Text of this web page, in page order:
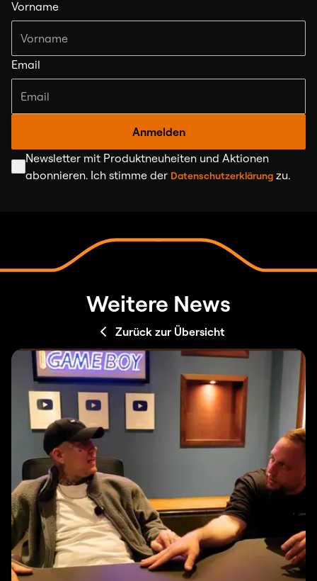
Vorname
Email
Anmelden
Newsletter mit Produktneuheiten und Aktionen
abonnieren. Ich stimme der Datenschutzerklärung zu.
Weitere News
Zurück zur Übersicht